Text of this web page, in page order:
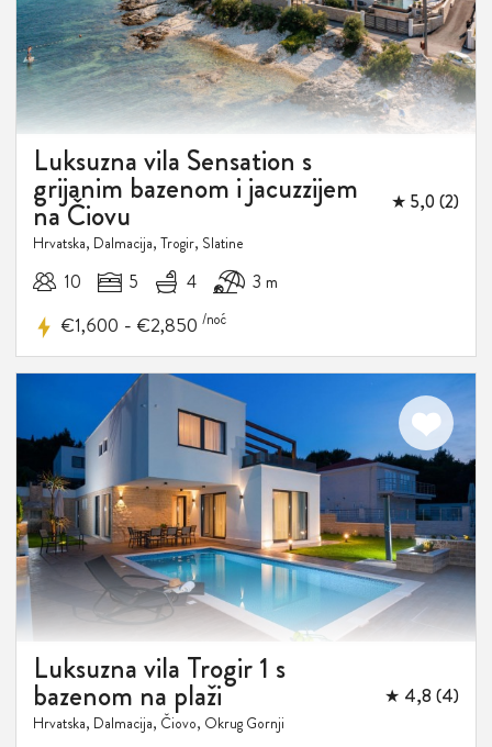
10%
POPUST
Luksuzna vila Sensation s
grijanim bazenom i jacuzzijem
na Čiovu ★ 5,0 (2)
Hrvatska, Dalmacija, Trogir, Slatine
10 5 4 3 m
€1,600 - €2,850 /noć
Luksuzna vila Trogir 1 s
bazenom na plaži ★ 4,8 (4)
Hrvatska, Dalmacija, Čiovo, Okrug Gornji